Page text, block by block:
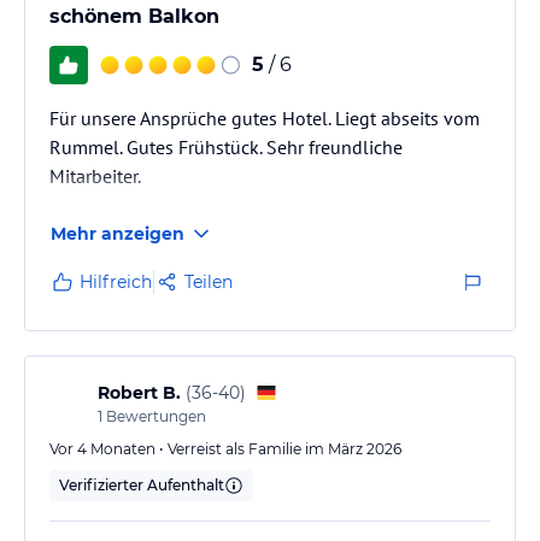
schönem Balkon
5 / 6
Für unsere Ansprüche gutes Hotel. Liegt abseits vom
Rummel. Gutes Frühstück. Sehr freundliche
Mitarbeiter.
Mehr anzeigen
Hilfreich Teilen
Robert B. (36-40)
1 Bewertungen
Vor 4 Monaten • Verreist als Familie im März 2026
Verifizierter Aufenthalt